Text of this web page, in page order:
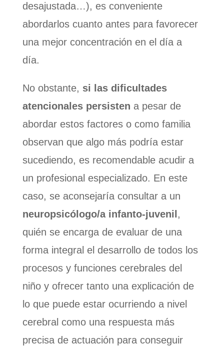
desajustada…), es conveniente
abordarlos cuanto antes para favorecer
una mejor concentración en el día a
día.
No obstante, si las dificultades
atencionales persisten a pesar de
abordar estos factores o como familia
observan que algo más podría estar
sucediendo, es recomendable acudir a
un profesional especializado. En este
caso, se aconsejaría consultar a un
neuropsicólogo/a infanto-juvenil ,
quién se encarga de evaluar de una
forma integral el desarrollo de todos los
procesos y funciones cerebrales del
niño y ofrecer tanto una explicación de
lo que puede estar ocurriendo a nivel
cerebral como una respuesta más
precisa de actuación para conseguir